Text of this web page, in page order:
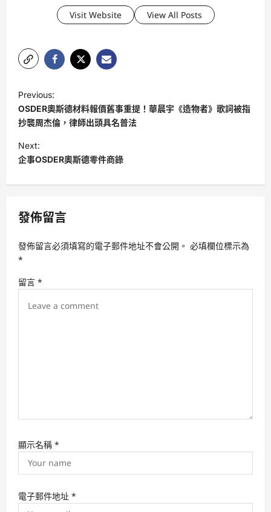
Visit Website View All Posts
o
s
t
n
a
i
a
t
i
Previous:
OSDER奧斯德材料報價舊事重提！華晨宇《造物者》歌詞被指
抄襲周杰倫，律師出頭具名普法
Next:
企事OSDER奧斯德零件商錄
發佈留言
發佈留言必須填寫的電子郵件地址不會公開。 必填欄位標示為
*
留言 *
顯示名稱 *
電子郵件地址 *